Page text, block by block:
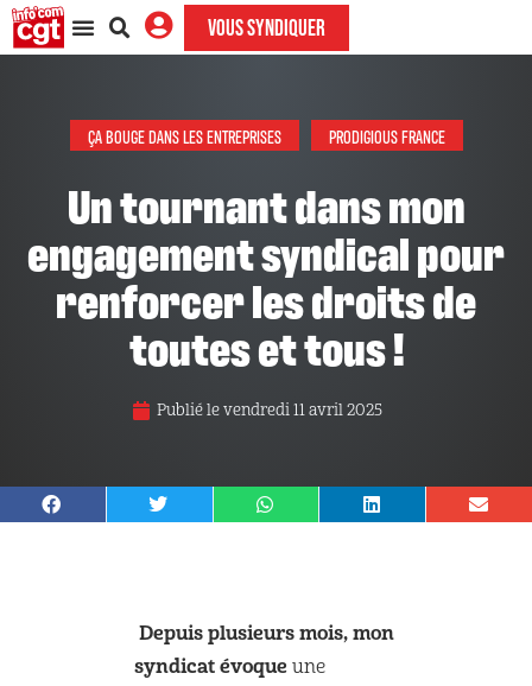
VOUS SYNDIQUER
ÇA BOUGE DANS LES ENTREPRISES PRODIGIOUS FRANCE
Un tournant dans mon
engagement syndical pour
renforcer les droits de
toutes et tous !
Publié levendredi 11 avril 2025
Depuis plusieurs mois, mon
syndicat évoque une